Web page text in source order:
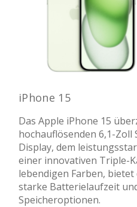
iPhone 15
Das Apple iPhone 15
hochauflösenden 6,1-Zoll
Display, dem
einer innovativen Triple-
lebendigen Farben,
starke Batterielaufzeit
Speicheroptionen.